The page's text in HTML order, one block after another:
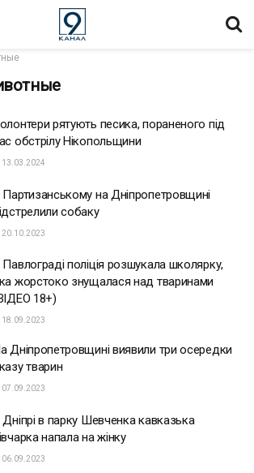
рятують песика, пораненого під
обстрілу Нікопольщини
13.03.2024
на Дніпропетровщині
собаку
20.10.2023
поліція розшукала школярку,
жорстоко знущалася над тваринами
18+)
18.09.2023
Дніпропетровщині виявили три осередки
тварин
07.09.2023
в парку Шевченка кавказька
напала на жінку
06.09.2023